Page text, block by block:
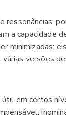
ressonâncias:
a capacidade
minimizadas:
versões
em certos